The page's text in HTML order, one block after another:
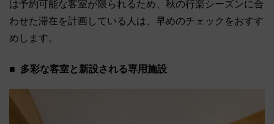
は予約可能な客室が限られるため、秋の行楽シーズンに合
わせた滞在を計画している人は、早めのチェックをおすす
めします。
多彩な客室と新設される専用施設